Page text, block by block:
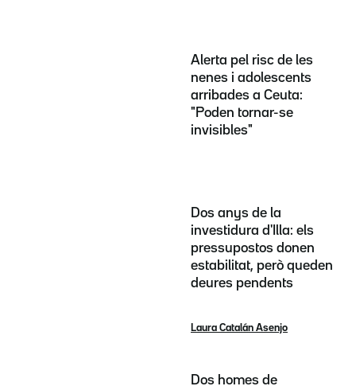
Alerta pel risc de les
nenes i adolescents
arribades a Ceuta:
"Poden tornar-se
invisibles"
Dos anys de la
investidura d'Illa: els
pressupostos donen
estabilitat, però queden
deures pendents
Laura Catalán Asenjo
Dos homes de